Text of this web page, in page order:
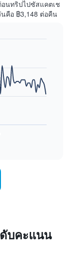
อนทริปไปซัสแคตเช
คือ ฿3,148 ต่อคืน
บคะแนน